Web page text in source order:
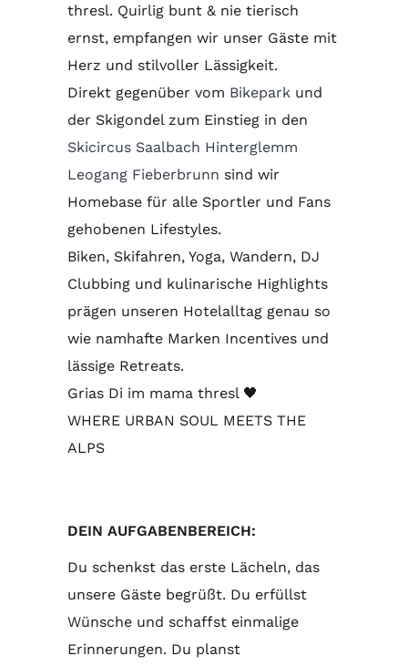
thresl. Quirlig bunt & nie tierisch
ernst, empfangen wir unser Gäste mit
Herz und stilvoller Lässigkeit.
Direkt gegenüber vom Bikepark und
der Skigondel zum Einstieg in den
Skicircus Saalbach Hinterglemm
Leogang Fieberbrunn sind wir
Homebase für alle Sportler und Fans
gehobenen Lifestyles.
Biken, Skifahren, Yoga, Wandern, DJ
Clubbing und kulinarische Highlights
prägen unseren Hotelalltag genau so
wie namhafte Marken Incentives und
lässige Retreats.
Grias Di im mama thresl 🖤
WHERE URBAN SOUL MEETS THE
ALPS
DEIN AUFGABENBEREICH:
Du schenkst das erste Lächeln, das
unsere Gäste begrüßt. Du erfüllst
Wünsche und schaffst einmalige
Erinnerungen. Du planst